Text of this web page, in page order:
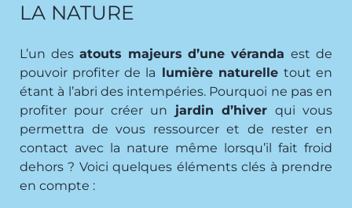
LA NATURE
L’un des atouts majeurs d’une vérandaest de
pouvoir profiter de la lumière naturelle tout en
étant à l’abri des intempéries. Pourquoi ne pas en
profiter pour créer un jardin d’hiver qui vous
permettra de vous ressourcer et de rester en
contact avec la nature même lorsqu’il fait froid
dehors ? Voici quelques éléments clés à prendre
en compte :